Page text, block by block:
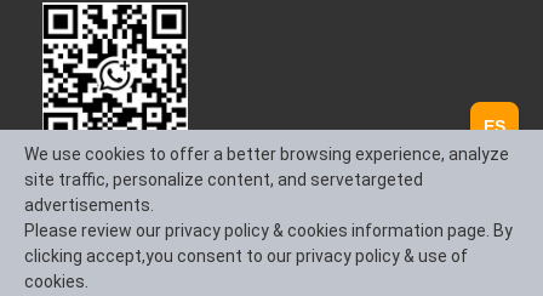
Síguenos
ES
We use cookies to offer a better browsing experience, analyze
site traffic, personalize content, and servetargeted
advertisements.
Please review our privacy policy & cookies information page. By
clicking accept,you consent to our privacy policy & use of
cookies.